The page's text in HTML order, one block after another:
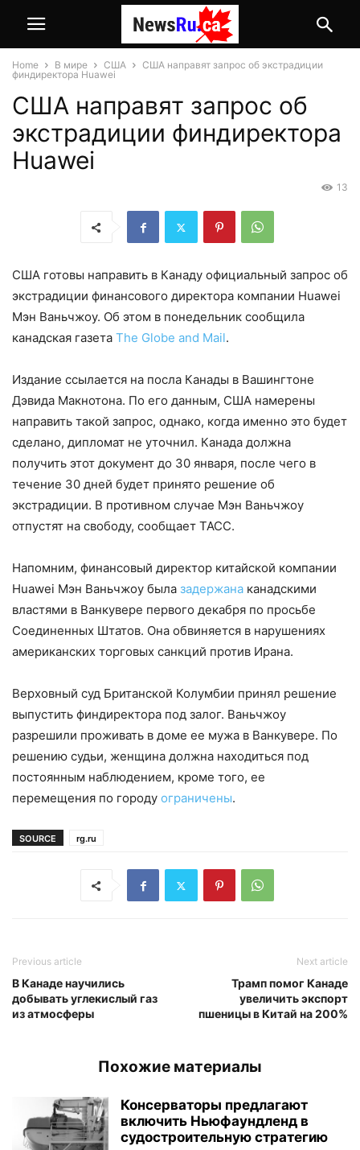
Home В мире США
США направят запрос об экстрадиции
финдиректора Huawei
США направят запрос об
экстрадиции финдиректора
Huawei
13
США готовы направить в Канаду официальный запрос об
экстрадиции финансового директора компании Huawei
Мэн Ваньчжоу. Об этом в понедельник сообщила
канадская газета The Globe and Mail.
Издание ссылается на посла Канады в Вашингтоне
Дэвида Макнотона. По его данным, США намерены
направить такой запрос, однако, когда именно это будет
сделано, дипломат не уточнил. Канада должна
получить этот документ до 30 января, после чего в
течение 30 дней будет принято решение об
экстрадиции. В противном случае Мэн Ваньчжоу
отпустят на свободу, сообщает ТАСС.
Напомним, финансовый директор китайской компании
Huawei Мэн Ваньчжоу была задержана канадскими
властями в Ванкувере первого декабря по просьбе
Соединенных Штатов. Она обвиняется в нарушениях
американских торговых санкций против Ирана.
Верховный суд Британской Колумбии принял решение
выпустить финдиректора под залог. Ваньчжоу
разрешили проживать в доме ее мужа в Ванкувере. По
решению судьи, женщина должна находиться под
постоянным наблюдением, кроме того, ее
перемещения по городу ограничены.
SOURCE rg.ru
Previous article
В Канаде научились
добывать углекислый газ
из атмосферы
Next article
Трамп помог Канаде
увеличить экспорт
пшеницы в Китай на 200%
Похожие материалы
Консерваторы предлагают
включить Ньюфаундленд в
судостроительную стратегию